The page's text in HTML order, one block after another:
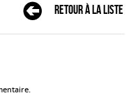
Retour à la liste